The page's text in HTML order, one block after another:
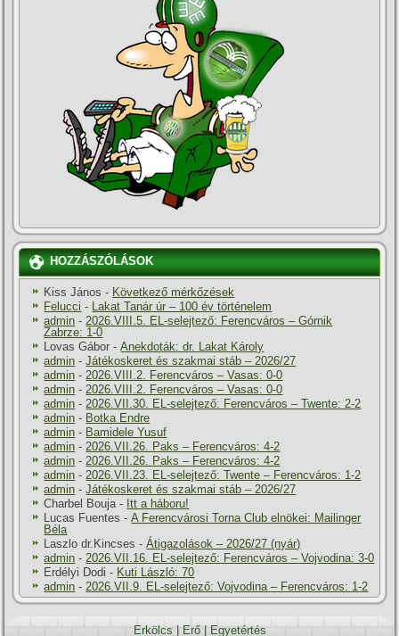
HOZZÁSZÓLÁSOK
Kiss János - Következő mérkőzések
Felucci - Lakat Tanár úr – 100 év történelem
admin -2026.VIII.5. EL-selejtező: Ferencváros – Górnik
Zabrze: 1-0
Lovas Gábor -Anekdoták: dr. Lakat Károly
admin -Játékoskeret és szakmai stáb – 2026/27
admin -2026.VIII.2. Ferencváros – Vasas: 0-0
admin -2026.VIII.2. Ferencváros – Vasas: 0-0
admin -2026.VII.30. EL-selejtező: Ferencváros – Twente: 2-2
admin - Botka Endre
admin - Bamidele Yusuf
admin -2026.VII.26. Paks – Ferencváros: 4-2
admin -2026.VII.26. Paks – Ferencváros: 4-2
admin -2026.VII.23. EL-selejtező: Twente – Ferencváros: 1-2
admin -Játékoskeret és szakmai stáb – 2026/27
Charbel Bouja- Itt a háboru!
Lucas Fuentes -A Ferencvárosi Torna Club elnökei: Mailinger
Béla
Laszlo dr.Kincses -Átigazolások – 2026/27 (nyár)
admin -2026.VII.16. EL-selejtező: Ferencváros – Vojvodina: 3-0
Erdélyi Dodi - Kuti László: 70
admin -2026.VII.9. EL-selejtező: Vojvodina – Ferencváros: 1-2
Erkölcs | Erő| Egyetértés